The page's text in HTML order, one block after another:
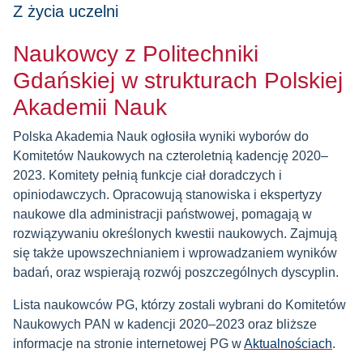
Z życia uczelni
Naukowcy z Politechniki
Gdańskiej w strukturach Polskiej
Akademii Nauk
Polska Akademia Nauk ogłosiła wyniki wyborów do
Komitetów Naukowych na czteroletnią kadencję 2020–
2023. Komitety pełnią funkcje ciał doradczych i
opiniodawczych. Opracowują stanowiska i ekspertyzy
naukowe dla administracji państwowej, pomagają w
rozwiązywaniu określonych kwestii naukowych. Zajmują
się także upowszechnianiem i wprowadzaniem wyników
badań, oraz wspierają rozwój poszczególnych dyscyplin.
Lista naukowców PG, którzy zostali wybrani do Komitetów
Naukowych PAN w kadencji 2020–2023 oraz bliższe
informacje na stronie internetowej PG wAktualnościach.